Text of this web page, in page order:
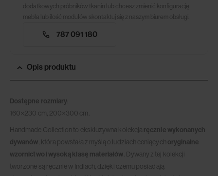
dodatkowych próbników tkanin lub chcesz zmienić konfigurację
mebla lub ilość modułów skontaktuj się z naszym biurem obsługi.
787 091 180
Opis produktu
Dostępne rozmiary:
160×230 cm, 200×300 cm.
Handmade Collection to ekskluzywna kolekcjaręcznie wykonanych
dywanów, która powstała z myślą o ludziach ceniących oryginalne
wzornictwo i wysoką klasę materiałów. Dywany z tej kolekcji
tworzone są ręcznie w Indiach, dzięki czemu posiadają